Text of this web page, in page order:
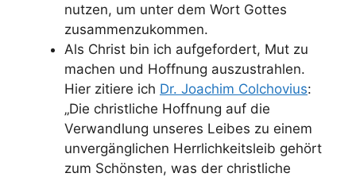
nutzen, um unter dem Wort Gottes
zusammenzukommen.
Als Christ bin ich aufgefordert, Mut zu
machen und Hoffnung auszustrahlen.
Hier zitiere ich Dr. Joachim Colchovius:
„Die christliche Hoffnung auf die
Verwandlung unseres Leibes zu einem
unvergänglichen Herrlichkeitsleib gehört
zum Schönsten, was der christliche